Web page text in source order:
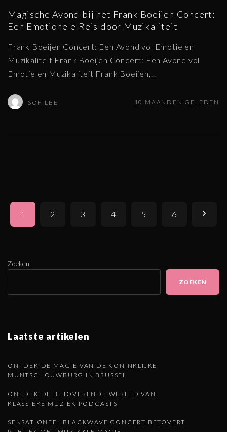
Magische Avond bij het Frank Boeijen Concert:
Een Emotionele Reis door Muzikaliteit
Frank Boeijen Concert: Een Avond vol Emotie en
Muzikaliteit Frank Boeijen Concert: Een Avond vol
Emotie en Muzikaliteit Frank Boeijen,
SOFILBE 10 MAANDEN GELEDEN
P
o
s
i
a
i
o
1 2 3 4 5 6 V
Zoeken
ZOEKEN
Laatste artikelen
ONTDEK DE MAGIE VAN DE KONINKLIJKE
MUNTSCHOUWBURG IN BRUSSEL
ONTDEK DE BETOVERENDE WERELD VAN
KLASSIEKE MUZIEK PODCASTS
SENSATIONEEL BLACKWAVE CONCERT BETOVERT